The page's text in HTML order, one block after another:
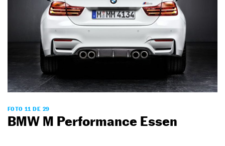
FOTO 11 DE 29
BMW M Performance Essen